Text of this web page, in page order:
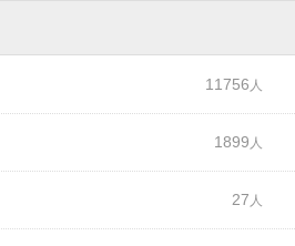
11756
1899
27